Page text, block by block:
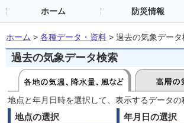
ホーム 防災情報
ホーム > 各種データ・資料 > 過去の気象データ
過去の気象データ検索
地点と年月日時を選択して、表示するデータ
地点の選択 年月日の選択